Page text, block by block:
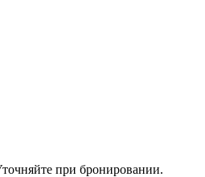
при бронировании.